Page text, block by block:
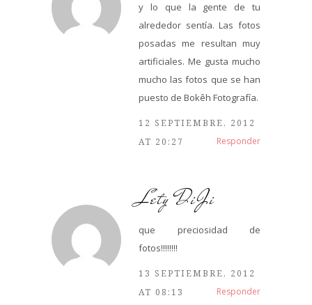
y lo que la gente de tu
alrededor sentía. Las fotos
posadas me resultan muy
artificiales. Me gusta mucho
mucho las fotos que se han
puesto de Bokêh Fotografía.
12 SEPTIEMBRE, 2012
AT 20:27
Responder
Lety DiJi
que preciosidad de
fotos!!!!!!!!
13 SEPTIEMBRE, 2012
AT 08:13
Responder